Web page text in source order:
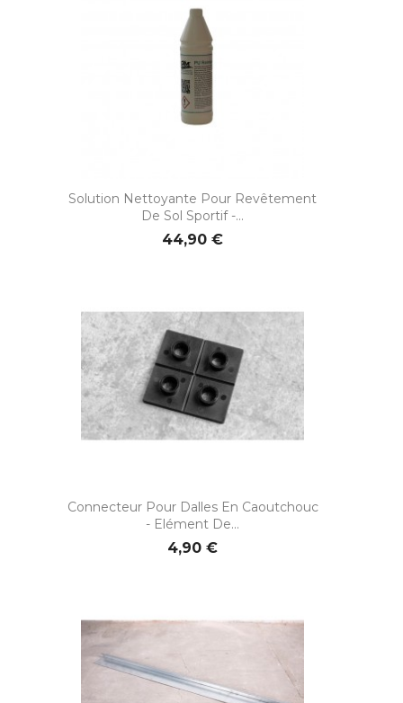
Solution Nettoyante Pour Revêtement
De Sol Sportif -...
44,90 €
Connecteur Pour Dalles En Caoutchouc
- Elément De...
4,90 €